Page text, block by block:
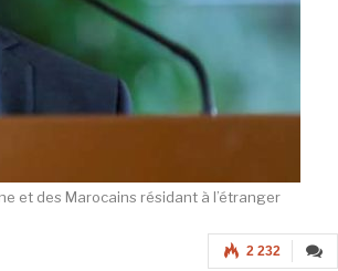
et des Marocains résidant à l’étranger
2 232